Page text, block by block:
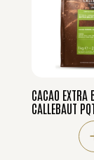
CACAO EXTRA
CALLEBAUT